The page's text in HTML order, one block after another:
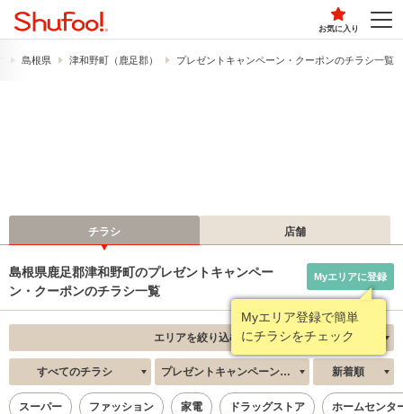
お気に入り
島根県 津和野町（鹿足郡） プレゼントキャンペーン・クーポンのチラシ一覧
チラシ 店舗
島根県鹿足郡津和野町のプレゼントキャンペー
ン・クーポンのチラシ一覧
Myエリア登録で簡単
にチラシをチェック
Myエリアに登録
エリアを絞り込む
すべてのチラシ プレゼントキャンペーン・クーポン 新着順
スーパー ファッション 家電 ドラッグストア ホームセンタ